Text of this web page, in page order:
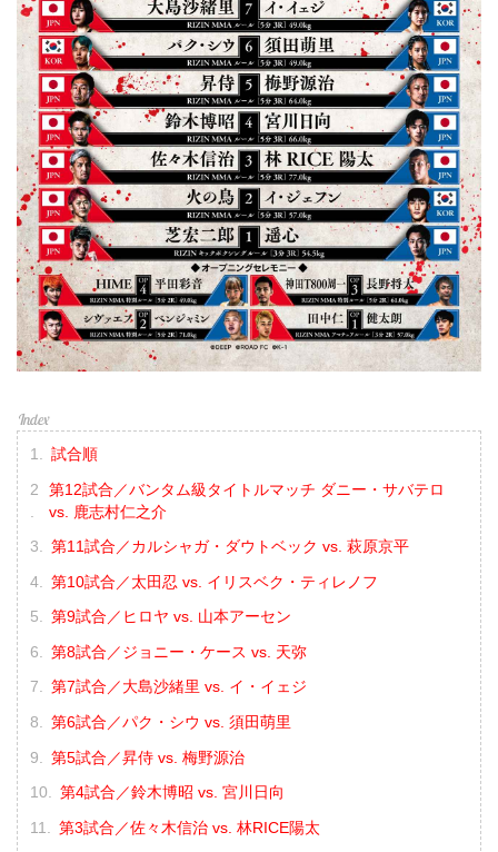
試合順
第12試合／バンタム級タイトルマッチ ダニー・サバテロ
vs. 鹿志村仁之介
第11試合／カルシャガ・ダウトベック vs. 萩原京平
第10試合／太田忍 vs. イリスベク・ティレノフ
第9試合／ヒロヤ vs. 山本アーセン
第8試合／ジョニー・ケース vs. 天弥
第7試合／大島沙緒里 vs. イ・イェジ
第6試合／パク・シウ vs. 須田萌里
第5試合／昇侍 vs. 梅野源治
第4試合／鈴木博昭 vs. 宮川日向
第3試合／佐々木信治 vs. 林RICE陽太